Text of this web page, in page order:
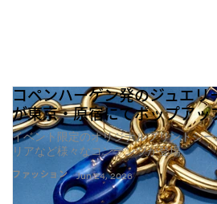
ファッション
コペンハーゲン発のジュエリ
が東京・原宿にてポップアッ
イベント限定のオリジナルプリントシ
リアなど様々なコンテンツが登場
Jun 24, 2026